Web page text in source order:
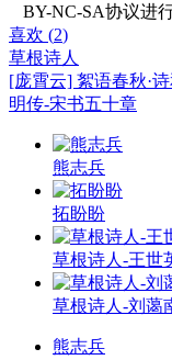
BY-NC-SA协议进
喜欢 (2)
草根诗人
[庞霄云] 絮语春秋·
明传-宋书五十章
熊志兵
拓盼盼
草根诗人-王世
草根诗人-刘蔼
熊志兵